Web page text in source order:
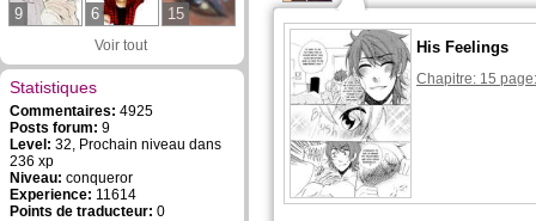
9 6 15
Voir tout
Statistiques
Commentaires: 4925
Posts forum: 9
Level: 32, Prochain niveau dans
236 xp
Niveau: conqueror
Experience: 11614
Points de traducteur: 0
His Feelings
Chapitre: 15